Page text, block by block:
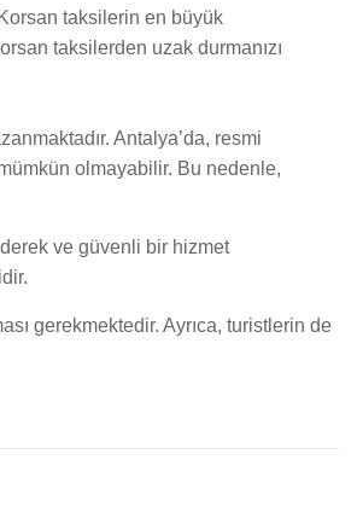
taksilerin en büyük
taksilerden uzak durmanızı
Antalya’da, resmi
olmayabilir. Bu nedenle,
ve güvenli bir hizmet
gerekmektedir. Ayrıca, turistlerin de